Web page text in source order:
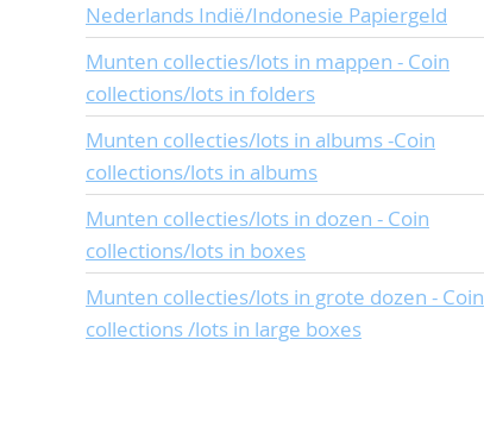
Nederlands Indië/Indonesie Papiergeld
Munten collecties/lots in mappen - Coin
collections/lots in folders
Munten collecties/lots in albums -Coin
collections/lots in albums
Munten collecties/lots in dozen - Coin
collections/lots in boxes
Munten collecties/lots in grote dozen - Coin
collections /lots in large boxes